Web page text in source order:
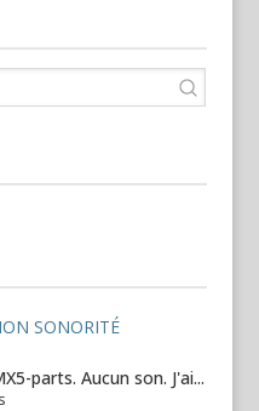
SONORITÉ
parts. Aucun son. J'ai...